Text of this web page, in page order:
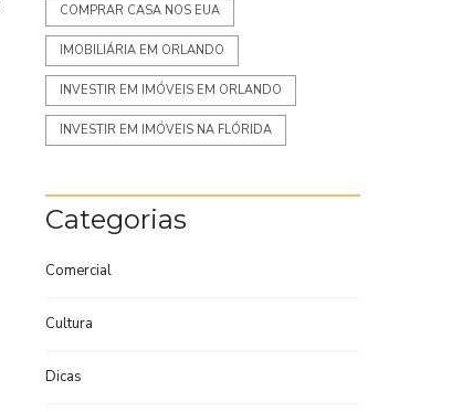
COMPRAR CASA NOS EUA
IMOBILIÁRIA EM ORLANDO
INVESTIR EM IMÓVEIS EM ORLANDO
INVESTIR EM IMÓVEIS NA FLÓRIDA
Categorias
Comercial
Cultura
Dicas